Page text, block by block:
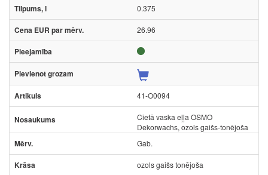
0.375
26.96
41-O0094
Cietā vaska eļļa OSMO
Dekorwachs, ozols gaišs-tonējoša
Gab.
ozols gaišs tonējoša